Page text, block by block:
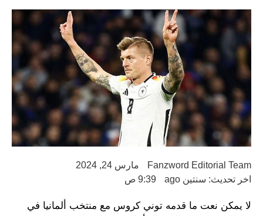
Fanzword Editorial Team
مارس 24, 2024
اخر تحديث: سنتين ago
9:39 ص
لا يمكن نعت ما قدمه توني كروس مع منتخب ألمانيا في